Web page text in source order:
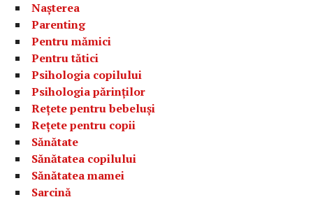
Nașterea
Parenting
Pentru mămici
Pentru tătici
Psihologia copilului
Psihologia părinților
Rețete pentru bebeluși
Rețete pentru copii
Sănătate
Sănătatea copilului
Sănătatea mamei
Sarcină